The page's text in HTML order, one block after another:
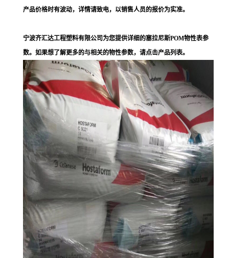
产品价格时有波动，详情请致电，以销售人员的报价为实准。
宁波齐汇达工程塑料有限公司为您提供详细的塞拉尼斯POM物性表参
数。如果想了解更多的与相关的物性参数，请点击产品列表。